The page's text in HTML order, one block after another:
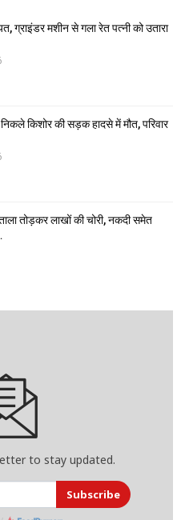
ग्राइंडर मशीन से गला रेत पत्नी को उतारा
निकले किशोर की सड़क हादसे में मौत, परिवार
तोड़कर लाखों की चोरी, नकदी समेत
to stay updated.
Subscribe